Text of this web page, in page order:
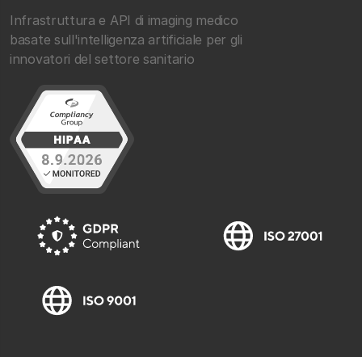
Infrastruttura e API di imaging medico
basate sull'intelligenza artificiale per gli
innovatori del settore sanitario